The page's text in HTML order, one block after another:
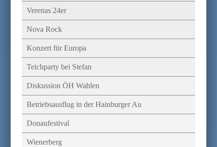
Verenas 24er
Nova Rock
Konzert für Europa
Teichparty bei Stefan
Diskussion ÖH Wahlen
Betriebsausflug in der Hainburger Au
Donaufestival
Wienerberg